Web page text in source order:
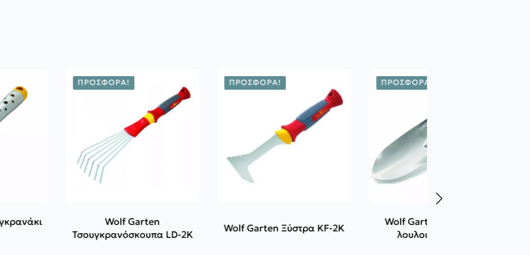
ΠΡΟΣΦΟΡΆ!
Wolf Garten
Τσουγκρανόσκουπα LD-2K
ΠΡΟΣΦΟΡΆ!
Wolf Garten Ξύστρα KF-2K
ΠΡΟΣΦΟΡΆ!
Wolf Garten Φτυαράκι
λουλουδιών LU-Z